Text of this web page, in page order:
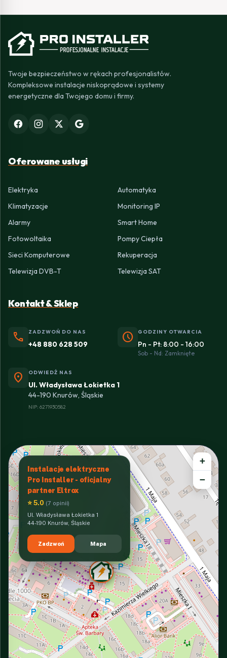
Twoje bezpieczeństwo w rękach profesjonalistów.
Kompleksowe instalacje niskoprądowe i systemy
energetyczne dla Twojego domu i firmy.
Oferowane usługi
Elektryka
Automatyka
Klimatyzacje
Monitoring IP
Alarmy
Smart Home
Fotowoltaika
Pompy Ciepła
Sieci Komputerowe
Rekuperacja
Telewizja DVB-T
Telewizja SAT
Kontakt & Sklep
phone ZADZWOŃ DO NAS
+48 880 628 509 schedule GODZINY OTWARCIA
Pn - Pt: 8:00 - 16:00
Sob - Nd: Zamknięte
location_on ODWIEDŹ NAS
Ul. Władysława Łokietka 1
44-190 Knurów, Śląskie
NIP: 6271930582
Instalacje elektryczne
Pro Installer - oficjalny
partner Eltrox
⭐ 5.0 (7 opinii)
Ul. Władysława Łokietka 1
44-190 Knurów, Śląskie
Zadzwoń Mapa
+
−